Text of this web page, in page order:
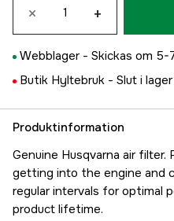
× +
Webblager - Skickas om 5-
Butik Hyltebruk - Slut i lager
Produktinformation
Genuine Husqvarna air
getting into the engine and
regular intervals for optimal
product lifetime.